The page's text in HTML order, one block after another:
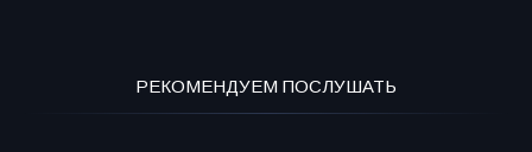
РЕКОМЕНДУЕМ ПОСЛУШАТЬ